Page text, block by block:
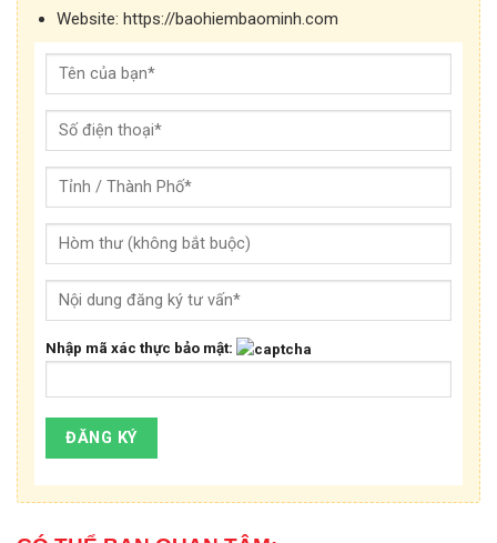
Website: https://baohiembaominh.com
Nhập mã xác thực bảo mật: